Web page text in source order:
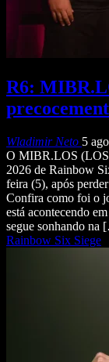
R6:
Wladimir Neto 5
O MIBR.LOS
2026 de Rainbow
feira (5), após
Confira como foi o
está acontecendo
segue sonhando
Rainbow Six Siege